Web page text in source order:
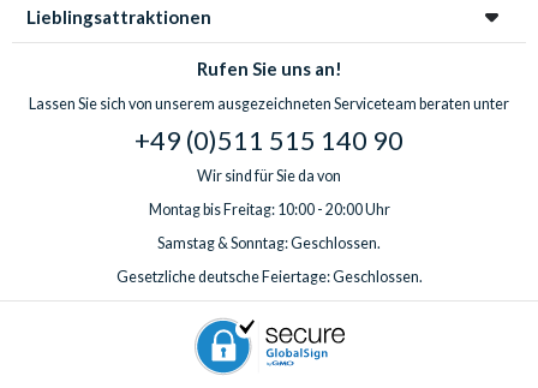
Lieblingsattraktionen
Rufen Sie uns an!
Lassen Sie sich von unserem ausgezeichneten Serviceteam beraten unter
+49 (0)511 515 140 90
Wir sind für Sie da von
Montag bis Freitag: 10:00 - 20:00 Uhr
Samstag & Sonntag: Geschlossen.
Gesetzliche deutsche Feiertage: Geschlossen.